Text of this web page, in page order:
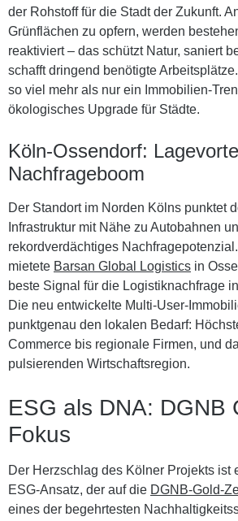
der Rohstoff für die Stadt der Zukunft.
Grünflächen zu opfern, werden
reaktiviert – das schützt Natur, saniert
schafft dringend benötigte
so viel mehr als nur ein Immobilien-
ökologisches Upgrade für Städte.
Köln-Ossendorf:
Nachfrageboom
Der Standort im Norden Kölns punktet
Infrastruktur mit Nähe zu Autobahnen
rekordverdächtiges
mietete Barsan Global Logistics in
beste Signal für die Logistiknachfrage
Die neu entwickelte Multi-User-
punktgenau den lokalen Bedarf:
Commerce bis regionale Firmen, und
pulsierenden Wirtschaftsregion.
ESG als DNA: DGNB
Fokus
Der Herzschlag des Kölner Projekts ist
ESG-Ansatz, der auf die DGNB-Gold-
eines der begehrtesten